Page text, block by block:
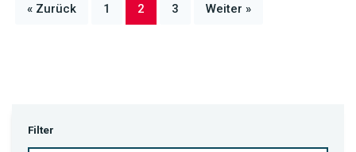
« Zurück 1 2 3 Weiter »
Filter